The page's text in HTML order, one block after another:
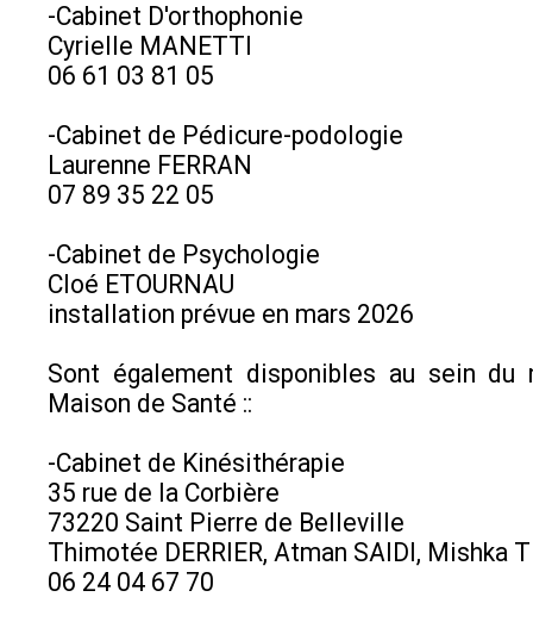
-Cabinet D'orthophonie
Cyrielle MANETTI
06 61 03 81 05
-Cabinet de Pédicure-podologie
Laurenne FERRAN
07 89 35 22 05
-Cabinet de Psychologie
Cloé ETOURNAU
installation prévue en mars 2026
Sont également disponibles au sein du
Maison de Santé ::
-Cabinet de Kinésithérapie
35 rue de la Corbière
73220 Saint Pierre de Belleville
Thimotée DERRIER, Atman SAIDI, Mishka
06 24 04 67 70